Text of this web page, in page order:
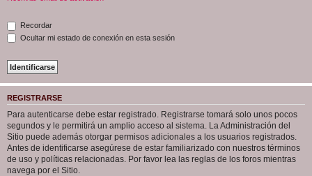
Recordar
Ocultar mi estado de conexión en esta sesión
REGISTRARSE
Para autenticarse debe estar registrado. Registrarse tomará solo unos pocos
segundos y le permitirá un amplio acceso al sistema. La Administración del
Sitio puede además otorgar permisos adicionales a los usuarios registrados.
Antes de identificarse asegúrese de estar familiarizado con nuestros términos
de uso y políticas relacionadas. Por favor lea las reglas de los foros mientras
navega por el Sitio.